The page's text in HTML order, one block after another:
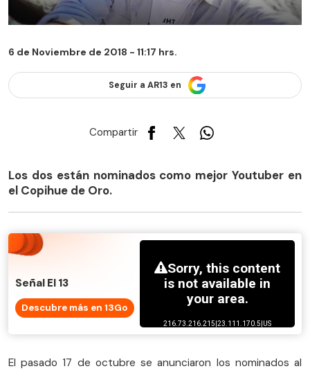
6 de Noviembre de 2018 - 11:17 hrs.
Seguir a AR13 en
Compartir
Los dos están nominados como mejor Youtuber en
el Copihue de Oro.
Señal El 13
Descubre más en 13Go
El pasado 17 de octubre se anunciaron los nominados al